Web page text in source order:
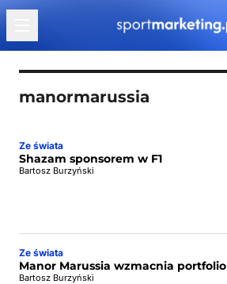
Przejdź do treści
manormarussia
Ze świata
Shazam sponsorem w F1
Bartosz Burzyński
Ze świata
Manor Marussia wzmacnia portfolio
Bartosz Burzyński